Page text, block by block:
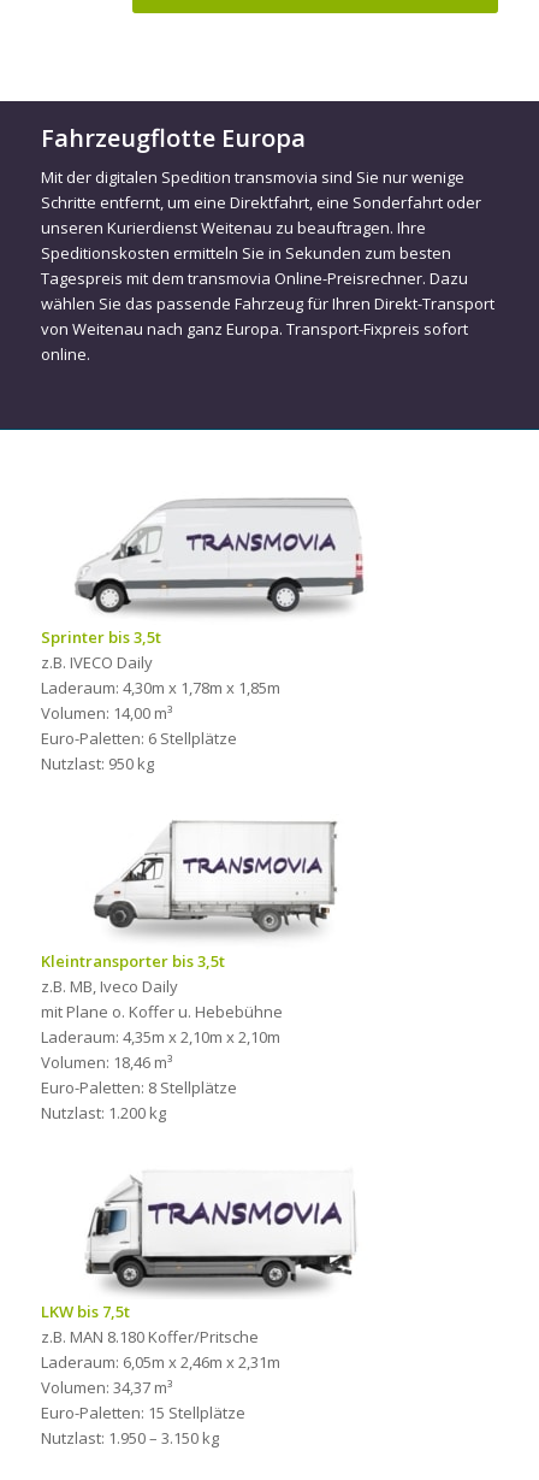
Fahrzeugflotte Europa
Mit der digitalen Spedition transmovia sind Sie nur wenige
Schritte entfernt, um eine Direktfahrt, eine Sonderfahrt oder
unseren Kurierdienst Weitenau zu beauftragen. Ihre
Speditionskosten ermitteln Sie in Sekunden zum besten
Tagespreis mit dem transmovia Online-Preisrechner. Dazu
wählen Sie das passende Fahrzeug für Ihren Direkt-Transport
von Weitenau nach ganz Europa. Transport-Fixpreis sofort
online.
Sprinter bis 3,5t
z.B. IVECO Daily
Laderaum: 4,30m x 1,78m x 1,85m
Volumen: 14,00 m³
Euro-Paletten: 6 Stellplätze
Nutzlast: 950 kg
Kleintransporter bis 3,5t
z.B. MB, Iveco Daily
mit Plane o. Koffer u. Hebebühne
Laderaum: 4,35m x 2,10m x 2,10m
Volumen: 18,46 m³
Euro-Paletten: 8 Stellplätze
Nutzlast: 1.200 kg
LKW bis 7,5t
z.B. MAN 8.180 Koffer/Pritsche
Laderaum: 6,05m x 2,46m x 2,31m
Volumen: 34,37 m³
Euro-Paletten: 15 Stellplätze
Nutzlast: 1.950 – 3.150 kg